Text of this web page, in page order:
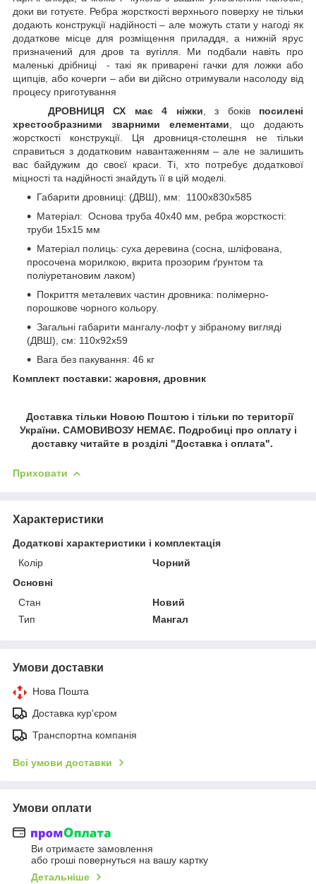
доки ви готуєте. Ребра жорсткості верхнього поверху не тільки
додають конструкції надійності – але можуть стати у нагоді як
додаткове місце для розміщення приладдя, а нижній ярус
призначений для дров та вугілля. Ми подбали навіть про
маленькі дрібниці - такі як приварені гачки для ложки або
щипців, або кочерги – аби ви дійсно отримували насолоду від
процесу приготування
ДРОВНИЦЯ СХ має 4 ніжки , з боків посилені
хрестообразними зварними елементами , що додають
жорсткості конструкції. Ця дровниця-столешня не тільки
справиться з додатковим навантаженням – але не залишить
вас байдужим до своєї краси. Ті, хто потребує додаткової
міцності та надійності знайдуть її в цій моделі.
Габарити дровниці: (ДВШ), мм: 1100х830х585
Матеріал: Основа труба 40х40 мм, ребра жорсткості:
труби 15х15 мм
Матеріал полиць: суха деревина (сосна, шліфована,
просочена морилкою, вкрита прозорим ґрунтом та
поліуретановим лаком)
Покриття металевих частин дровника: полімерно-
порошкове чорного кольору.
Загальні габарити мангалу-лофт у зібраному вигляді
(ДВШ), см: 110х92х59
Вага без пакування: 46 кг
Комплект поставки: жаровня, дровник
Доставка тільки Новою Поштою і тільки по території
України. САМОВИВОЗУ НЕМАЄ. Подробиці про оплату і
доставку читайте в розділі "Доставка і оплата".
Приховати
Характеристики
Додаткові характеристики і комплектація
Колір
Чорний
Основні
Стан
Новий
Тип
Мангал
Умови доставки
Нова Пошта
Доставка кур'єром
Транспортна компанія
Всі умови доставки
Умови оплати
Ви отримаєте замовлення
або гроші повернуться на вашу картку
Детальніше